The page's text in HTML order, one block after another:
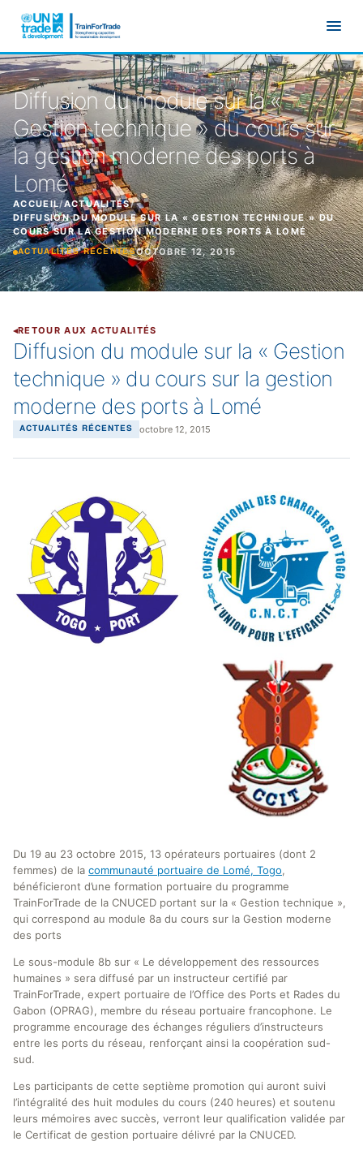
Diffusion du module sur la «
Gestion technique » du cours sur
la gestion moderne des ports à
Lomé
ACCUEIL/ACTUALITÉS/
DIFFUSION DU MODULE SUR LA « GESTION TECHNIQUE » DU
COURS SUR LA GESTION MODERNE DES PORTS À LOMÉ
ACTUALITÉS RÉCENTESOCTOBRE 12, 2015
RETOUR AUX ACTUALITÉS
Diffusion du module sur la « Gestion
technique » du cours sur la gestion
moderne des ports à Lomé
ACTUALITÉS RÉCENTES octobre 12, 2015
Du 19 au 23 octobre 2015, 13 opérateurs portuaires (dont 2
femmes) de la communauté portuaire de Lomé, Togo,
bénéficieront d’une formation portuaire du programme
TrainForTrade de la CNUCED portant sur la « Gestion technique »,
qui correspond au module 8a du cours sur la Gestion moderne
des ports
Le sous-module 8b sur « Le développement des ressources
humaines » sera diffusé par un instructeur certifié par
TrainForTrade, expert portuaire de l’Office des Ports et Rades du
Gabon (OPRAG), membre du réseau portuaire francophone. Le
programme encourage des échanges réguliers d’instructeurs
entre les ports du réseau, renforçant ainsi la coopération sud-
sud.
Les participants de cette septième promotion qui auront suivi
l’intégralité des huit modules du cours (240 heures) et soutenu
leurs mémoires avec succès, verront leur qualification validée par
le Certificat de gestion portuaire délivré par la CNUCED.